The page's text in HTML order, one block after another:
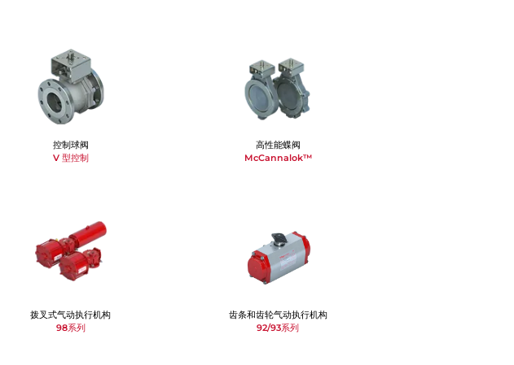
控制球阀
V 型控制
高性能蝶阀
McCannalok™
拨叉式气动执行机构
98系列
齿条和齿轮气动执行机构
92/93系列